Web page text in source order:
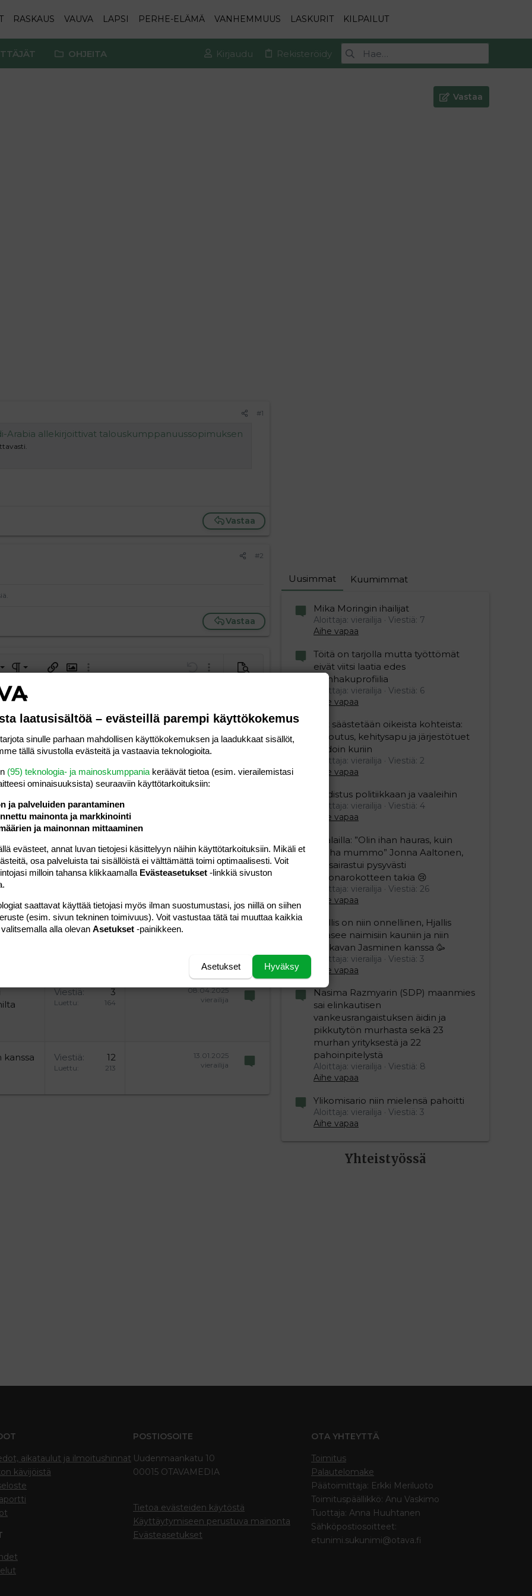
RASKAUS VAUVA LAPSI PERHE-ELÄMÄ VANHEMMUUS LASKURIT KILPAILUT
OHJEITA Kirjaudu Rekisteröidy
Vastaa
#1
Arabia allekirjoittivat talouskumppanuussopimuksen
Vastaa
#2
Vastaa
editoriin…lista
lista
sisennystä
vasemmalle
Paragraph format
1
2
3
Lisää hyperlinkki
Lisää kuva
Laajennettuun editoriin…KumoaLaajennettuun editoriin…
Esikatsele
koodispoiler
line
Lähetä vastaus
Viestiä 21
Luettu 478
Viestiä 1
03.02.2025
Viestiä 7
Viestiä 3
Luettu 164
08.04.2025
vierailija
kanssa
Viestiä 12
Luettu 213
13.01.2025
vierailija
Uusimmat Kuumimmat
Mika Moringin ihailijat
Aloittaja: vierailija
Viestiä: 7
Aihe vapaa
Töitä on tarjolla mutta työttömät
eivät viitsi laatia edes
työnhakuprofiilia
Aloittaja: vierailija
Viestiä: 6
Aihe vapaa
Nyt säästetään oikeista kohteista:
kotoutus, kehitysapu ja järjestötuet
vihdoin kuriin
Aloittaja: vierailija
Viestiä: 2
Aihe vapaa
Uudistus politiikkaan ja vaaleihin
Aloittaja: vierailija
Viestiä: 4
Aihe vapaa
Sillälailla: ”Olin ihan hauras, kuin
vanha mummo” Jonna Aaltonen,
46, sairastui pysyvästi
koronarokotteen takia 😢
Aloittaja: vierailija
Viestiä: 26
Aihe vapaa
Hjallis on niin onnellinen, Hjallis
pääsee naimisiin kauniin ja niin
mukavan Jasminen kanssa 🥳
Aloittaja: vierailija
Viestiä: 3
Aihe vapaa
Nasima Razmyarin (SDP) maanmies
sai elinkautisen
vankeusrangaistuksen äidin ja
pikkutytön murhasta sekä 23
murhan yrityksestä ja 22
pahoinpitelystä
Aloittaja: vierailija
Viestiä: 8
Aihe vapaa
Ylikomisario niin mielensä pahoitti
Aloittaja: vierailija
Viestiä: 3
Aihe vapaa
Yhteistyössä
aikataulut ja ilmoitushinnat
kävijöistä
POSTIOSOITE
Uudenmaankatu 10
00015 OTAVAMEDIA
Tietoa evästeiden käytöstä
Käyttäytymiseen perustuva mainonta
Evästeasetukset
OTA YHTEYTTÄ
Toimitus
Palautelomake
Päätoimittaja: Erkki Meriluoto
Toimituspäällikkö: Anu Vaskimo
Tuottaja: Anna Huuhtanen
Sähköpostiosoitteet:
etunimi.sukunimi@otava.fi
laatusisältöä – evästeillä parempi käyttökokemus
sinulle parhaan mahdollisen käyttökokemuksen ja laadukkaat sisällöt,
tällä sivustolla evästeitä ja vastaavia teknologioita.
(95) teknologia- ja mainoskumppania keräävät tietoa (esim. vierailemis­tasi
ominaisuuk­sista) seuraaviin käyttötarkoituksiin:
ja palveluiden parantaminen
mainonta ja markkinointi
ja mainonnan mittaaminen
evästeet, annat luvan tietojesi käsittelyyn näihin käyttötarkoituksiin. Mikäli et
osa palveluista tai sisällöistä ei välttämättä toimi optimaalisesti. Voit
milloin tahansa klikkaamalla Evästeasetukset -linkkiä sivuston
saattavat käyttää tietojasi myös ilman suostumustasi, jos niillä on siihen
(esim. sivun tekninen toimivuus). Voit vastustaa tätä tai muuttaa kaikkia
alla olevan Asetukset -painikkeen.
Hyväksy
Asetukset